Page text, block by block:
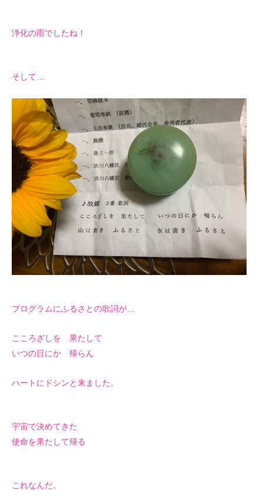
浄化の雨でしたね！
そして…
プログラムにふるさとの歌詞が…
こころざしを 果たして
いつの日にか 帰らん
ハートにドシンと来ました。
宇宙で決めてきた
使命を果たして帰る
これなんだ。